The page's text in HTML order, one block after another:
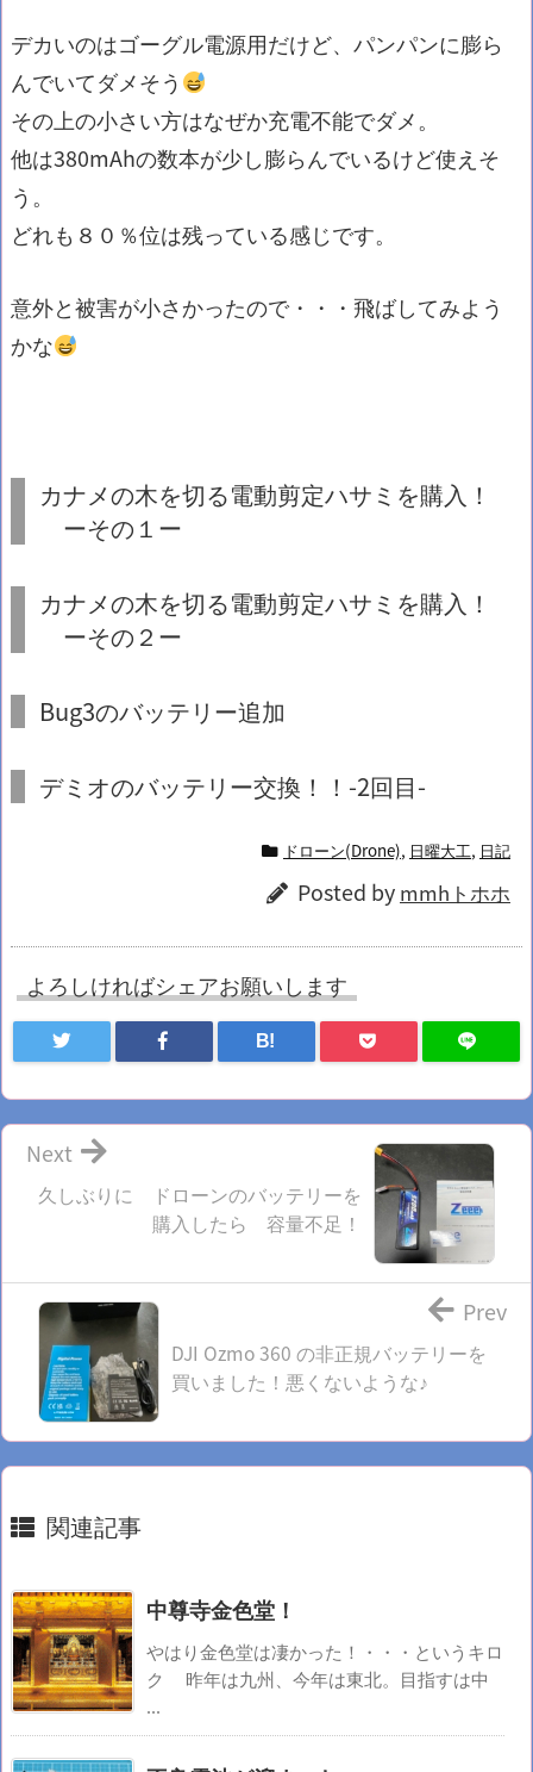
デカいのはゴーグル電源用だけど、パンパンに膨ら
んでいてダメそう
その上の小さい方はなぜか充電不能でダメ。
他は380mAhの数本が少し膨らんでいるけど使えそ
う。
どれも８０％位は残っている感じです。
意外と被害が小さかったので・・・飛ばしてみよう
かな
カナメの木を切る電動剪定ハサミを購入！
ーその１ー
カナメの木を切る電動剪定ハサミを購入！
ーその２ー
Bug3のバッテリー追加
デミオのバッテリー交換！！-2回目-
ドローン(Drone), 日曜大工, 日記
Posted by mmhトホホ
よろしければシェアお願いします
B!
久しぶりに ドローンのバッテリーを
購入したら 容量不足！
Next
DJI Ozmo 360 の非正規バッテリーを
買いました！悪くないような♪
Prev
関連記事
中尊寺金色堂！
やはり金色堂は凄かった！・・・というキロ
ク 昨年は九州、今年は東北。目指すは中
...